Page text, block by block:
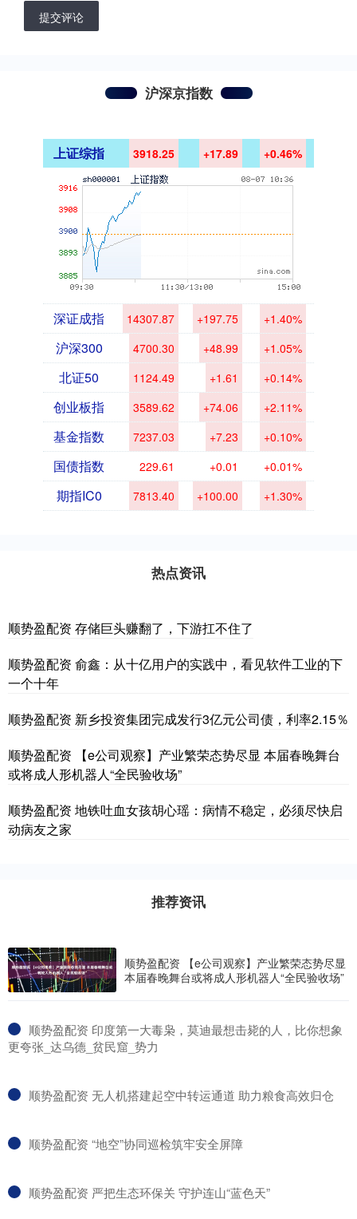
提交评论
沪深京指数
上证综指 3918.25 +17.89 +0.46%
深证成指 14307.87 +197.75 +1.40%
沪深300 4700.30 +48.99 +1.05%
北证50 1124.49 +1.61 +0.14%
创业板指 3589.62 +74.06 +2.11%
基金指数 7237.03 +7.23 +0.10%
国债指数 229.61 +0.01 +0.01%
期指IC0 7813.40 +100.00 +1.30%
热点资讯
顺势盈配资 存储巨头赚翻了，下游扛不住了
顺势盈配资 俞鑫：从十亿用户的实践中，看见软件工业的下
一个十年
顺势盈配资 新乡投资集团完成发行3亿元公司债，利率2.15％
顺势盈配资 【e公司观察】产业繁荣态势尽显 本届春晚舞台
或将成人形机器人“全民验收场”
顺势盈配资 地铁吐血女孩胡心瑶：病情不稳定，必须尽快启
动病友之家
推荐资讯
顺势盈配资 【e公司观察】产业繁荣态势尽显
本届春晚舞台或将成人形机器人“全民验收场”
​顺势盈配资 印度第一大毒枭，莫迪最想击毙的人，比你想象
更夸张_达乌德_贫民窟_势力
​顺势盈配资 无人机搭建起空中转运通道 助力粮食高效归仓
​顺势盈配资 “地空”协同巡检筑牢安全屏障
​顺势盈配资 严把生态环保关 守护连山“蓝色天”